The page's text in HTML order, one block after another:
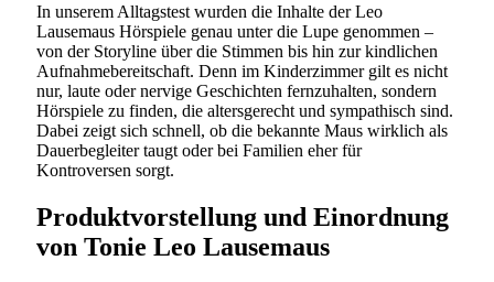
In unserem Alltagstest wurden die Inhalte der Leo
Lausemaus Hörspiele genau unter die Lupe genommen –
von der Storyline über die Stimmen bis hin zur kindlichen
Aufnahmebereitschaft. Denn im Kinderzimmer gilt es nicht
nur, laute oder nervige Geschichten fernzuhalten, sondern
Hörspiele zu finden, die altersgerecht und sympathisch sind.
Dabei zeigt sich schnell, ob die bekannte Maus wirklich als
Dauerbegleiter taugt oder bei Familien eher für
Kontroversen sorgt.
Produktvorstellung und Einordnung
von Tonie Leo Lausemaus